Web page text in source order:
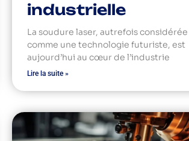
industrielle
La soudure laser, autrefois considérée
comme une technologie futuriste, est
aujourd’hui au cœur de l’industrie
Lire la suite »